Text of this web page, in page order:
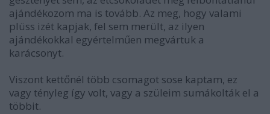
ajándékozom ma is tovább. Az meg, hogy valami
plüss izét kapjak, fel sem merült, az ilyen
ajándékokkal egyértelműen megvártuk a
karácsonyt.
Viszont kettőnél több csomagot sose kaptam, ez
vagy tényleg így volt, vagy a szüleim sumákolták el a
többit.